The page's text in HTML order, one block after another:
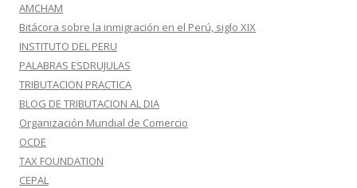
AMCHAM
Bitácora sobre la inmigración en el Perú, siglo XIX
INSTITUTO DEL PERU
PALABRAS ESDRUJULAS
TRIBUTACION PRACTICA
BLOG DE TRIBUTACION AL DIA
Organización Mundial de Comercio
OCDE
TAX FOUNDATION
CEPAL